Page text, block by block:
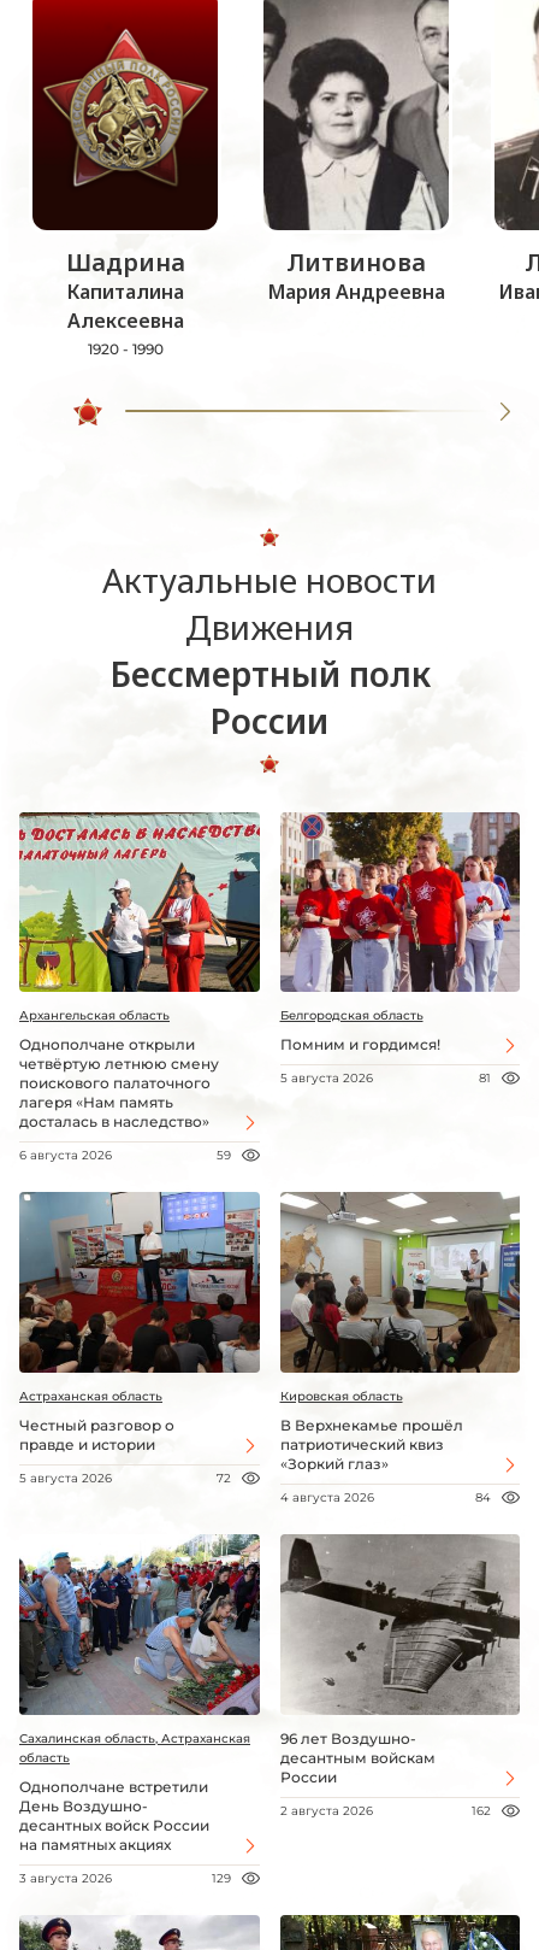
Шадрина
Капиталина
Алексеевна
1920 - 1990
Литвинова
Мария Андреевна
Актуальные новости
Движения
Бессмертный полк
России
Архангельская область
Однополчане открыли
четвёртую летнюю смену
поискового палаточного
лагеря «Нам память
досталась в наследство»
6 августа 2026 59
Белгородская область
Помним и гордимся!
5 августа 2026 81
Астраханская область
Честный разговор о
правде и истории
5 августа 2026 72
Кировская область
В Верхнекамье прошёл
патриотический квиз
«Зоркий глаз»
4 августа 2026 84
Сахалинская область, Астраханская
область
Однополчане встретили
День Воздушно-
десантных войск России
на памятных акциях
3 августа 2026 129
96 лет Воздушно-
десантным войскам
России
2 августа 2026 162